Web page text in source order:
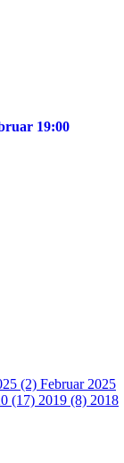
19:00
(2) Februar 2025
(17) 2019 (8) 2018